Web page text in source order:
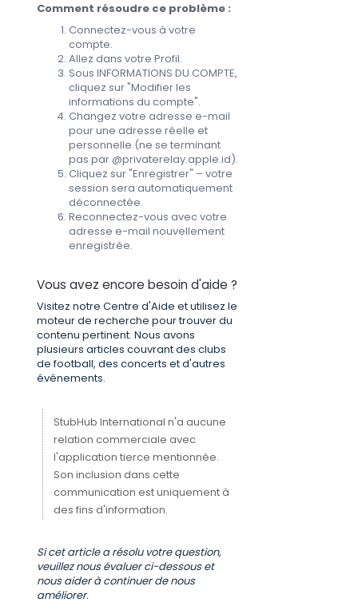
Comment résoudre ce problème :
Connectez-vous à votre
compte.
Allez dans votre Profil.
Sous INFORMATIONS DU COMPTE,
cliquez sur "Modifier les
informations du compte".
Changez votre adresse e-mail
pour une adresse réelle et
personnelle (ne se terminant
pas par @privaterelay.apple.id).
Cliquez sur "Enregistrer" – votre
session sera automatiquement
déconnectée.
Reconnectez-vous avec votre
adresse e-mail nouvellement
enregistrée.
Vous avez encore besoin d'aide ?
Visitez notre Centre d'Aide et utilisez le
moteur de recherche pour trouver du
contenu pertinent. Nous avons
plusieurs articles couvrant des clubs
de football, des concerts et d'autres
événements.
StubHub International n'a aucune
relation commerciale avec
l'application tierce mentionnée.
Son inclusion dans cette
communication est uniquement à
des fins d'information.
Si cet article a résolu votre question,
veuillez nous évaluer ci-dessous et
nous aider à continuer de nous
améliorer.